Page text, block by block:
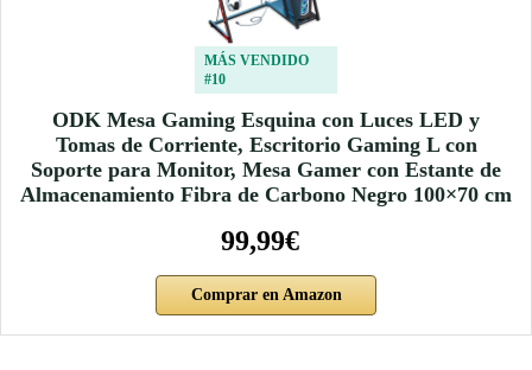
MÁS VENDIDO
#10
ODK Mesa Gaming Esquina con Luces LED y
Tomas de Corriente, Escritorio Gaming L con
Soporte para Monitor, Mesa Gamer con Estante de
Almacenamiento Fibra de Carbono Negro 100×70 cm
99,99€
Comprar en Amazon